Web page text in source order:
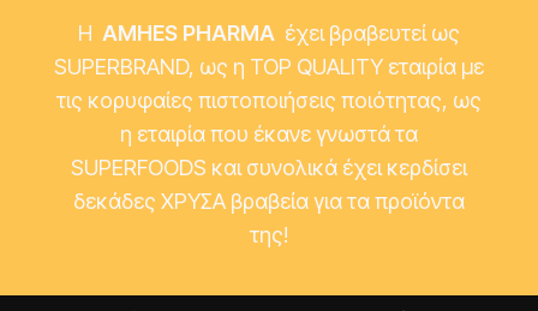
H AMHES PHARMA έχει βραβευτεί ως
SUPERBRAND, ως η TOP QUALITY εταιρία με
τις κορυφαίες πιστοποιήσεις ποιότητας, ως
η εταιρία που έκανε γνωστά τα
SUPERFOODS και συνολικά έχει κερδίσει
δεκάδες ΧΡΥΣΑ βραβεία για τα προϊόντα
της!